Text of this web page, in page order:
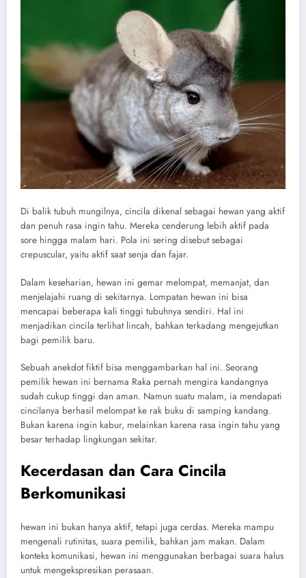
Di balik tubuh mungilnya, cincila dikenal sebagai hewan yang aktif
dan penuh rasa ingin tahu. Mereka cenderung lebih aktif pada
sore hingga malam hari. Pola ini sering disebut sebagai
crepuscular, yaitu aktif saat senja dan fajar.
Dalam keseharian, hewan ini gemar melompat, memanjat, dan
menjelajahi ruang di sekitarnya. Lompatan hewan ini bisa
mencapai beberapa kali tinggi tubuhnya sendiri. Hal ini
menjadikan cincila terlihat lincah, bahkan terkadang mengejutkan
bagi pemilik baru.
Sebuah anekdot fiktif bisa menggambarkan hal ini. Seorang
pemilik hewan ini bernama Raka pernah mengira kandangnya
sudah cukup tinggi dan aman. Namun suatu malam, ia mendapati
cincilanya berhasil melompat ke rak buku di samping kandang.
Bukan karena ingin kabur, melainkan karena rasa ingin tahu yang
besar terhadap lingkungan sekitar.
Kecerdasan dan Cara Cincila
Berkomunikasi
hewan ini bukan hanya aktif, tetapi juga cerdas. Mereka mampu
mengenali rutinitas, suara pemilik, bahkan jam makan. Dalam
konteks komunikasi, hewan ini menggunakan berbagai suara halus
untuk mengekspresikan perasaan.